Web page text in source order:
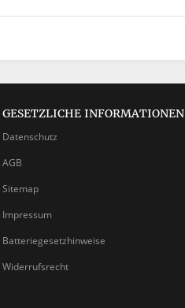
GESETZLICHE INFORMATIONEN
Datenschutz
AGB
Sitemap
Impressum
Batteriegesetzhinweise
Widerrufsrecht